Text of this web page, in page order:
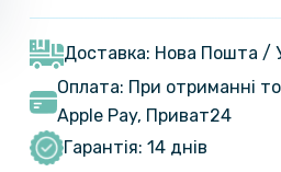
Xiaomi Redmi
4G, Black
Film для
задню
Доставка: Нова Пошта /
Оплата: При отриманні
Apple Pay, Приват24
Гарантія: 14 днів